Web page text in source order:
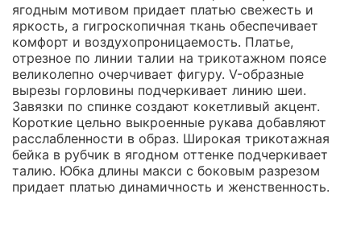
ягодным мотивом придает платью свежесть и
яркость, а гигроскопичная ткань обеспечивает
комфорт и воздухопроницаемость. Платье,
отрезное по линии талии на трикотажном поясе
великолепно очерчивает фигуру. V-образные
вырезы горловины подчеркивает линию шеи.
Завязки по спинке создают кокетливый акцент.
Короткие цельно выкроенные рукава добавляют
расслабленности в образ. Широкая трикотажная
бейка в рубчик в ягодном оттенке подчеркивает
талию. Юбка длины макси с боковым разрезом
придает платью динамичность и женственность.